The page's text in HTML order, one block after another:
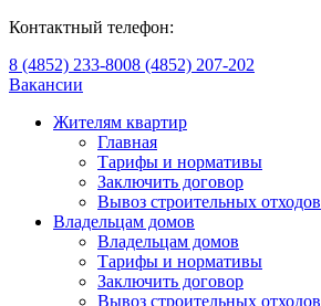
Контактный телефон:
8 (4852) 233-8008 (4852) 207-202
Вакансии
Жителям квартир
Главная
Тарифы и нормативы
Заключить договор
Вывоз строительных отходов
Владельцам домов
Владельцам домов
Тарифы и нормативы
Заключить договор
Вывоз строительных отходов